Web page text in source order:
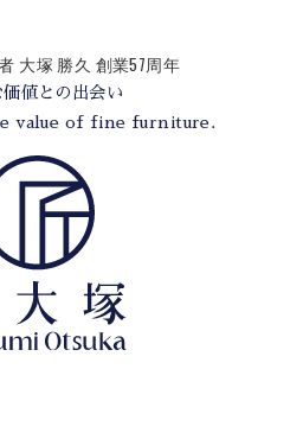
大塚 勝久 創業57周年
価値との出会い
value of fine furniture.